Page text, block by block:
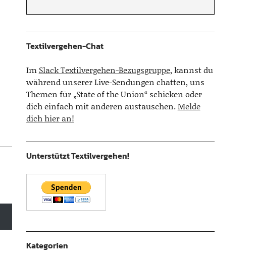
Textilvergehen-Chat
Im Slack Textilvergehen-Bezugsgruppe, kannst du
während unserer Live-Sendungen chatten, uns
Themen für „State of the Union“ schicken oder
dich einfach mit anderen austauschen.Melde
dich hier an!
Unterstützt Textilvergehen!
Kategorien